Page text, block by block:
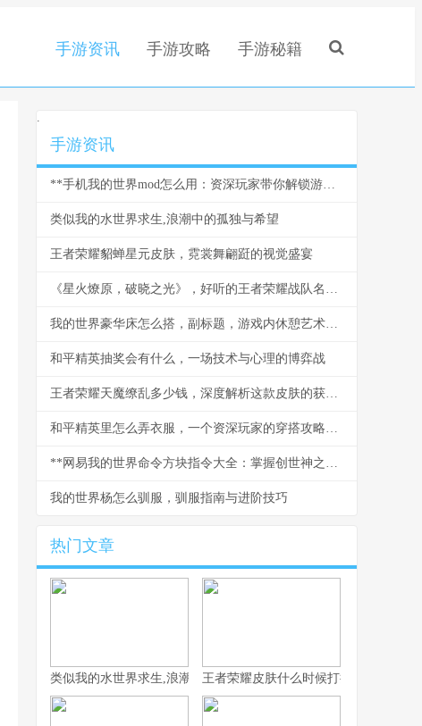
手游资讯 手游攻略 手游秘籍
.
手游资讯
**手机我的世界mod怎么用：资深玩家带你解锁游戏新世界，副标题：从入门到精通的全流程指南。**
类似我的水世界求生,浪潮中的孤独与希望
王者荣耀貂蝉星元皮肤，霓裳舞翩跹的视觉盛宴
《星火燎原，破晓之光》，好听的王者荣耀战队名与团队精神的交响
我的世界豪华床怎么搭，副标题，游戏内休憩艺术的极致追求
和平精英抽奖会有什么，一场技术与心理的博弈战
王者荣耀天魔缭乱多少钱，深度解析这款皮肤的获取之路与价值
和平精英里怎么弄衣服，一个资深玩家的穿搭攻略，副标题，从零开始打造你的战场时尚
**网易我的世界命令方块指令大全：掌握创世神之力的终极指南**
我的世界杨怎么驯服，驯服指南与进阶技巧
热门文章
类似我的水世界求生,浪潮中的孤独与希望王者荣耀皮肤什么时候打折，资深玩家